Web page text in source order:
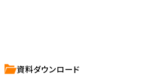
資料ダウンロード